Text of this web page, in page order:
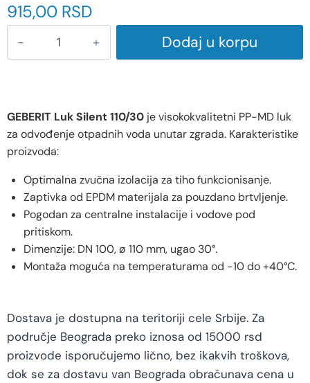
915,00 RSD
Dodaj u korpu
GEBERIT Luk Silent 110/30 je visokokvalitetni PP-MD luk
za odvođenje otpadnih voda unutar zgrada. Karakteristike
proizvoda:
Optimalna zvučna izolacija za tiho funkcionisanje.
Zaptivka od EPDM materijala za pouzdano brtvljenje.
Pogodan za centralne instalacije i vodove pod
pritiskom.
Dimenzije: DN 100, ø 110 mm, ugao 30°.
Montaža moguća na temperaturama od -10 do +40°C.
Dostava je dostupna na teritoriji cele Srbije. Za
područje Beograda preko iznosa od 15000 rsd
proizvode isporučujemo lično, bez ikakvih troškova,
dok se za dostavu van Beograda obračunava cena u